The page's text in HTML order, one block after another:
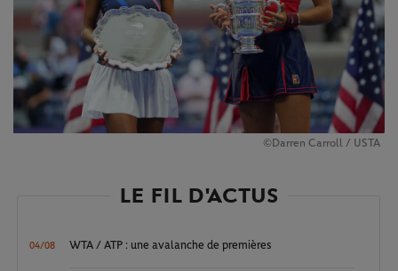
©Darren Carroll / USTA
LE FIL D'ACTUS
04/08 WTA / ATP : une avalanche de premières